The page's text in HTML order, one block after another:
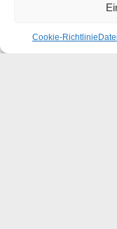
Cookie-Richtlinie